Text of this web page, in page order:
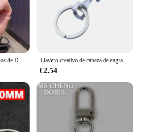
Llavero creativo de cabeza de engranaje, llavero de caja de cambios de velocidad para llave de coche, disco de freno de cubo Turbo, colgante de amortiguador, nuevo, venta al por mayor
€2.54